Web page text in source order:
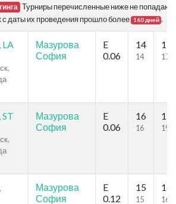
Турниры перечисленные ниже не попадают
с даты их проведения прошло более
160 дней .
LA
Мазурова
София
E
0.06
14
14
17
17
ST
Мазурова
София
E
0.06
16
16
19
19
Мазурова
София
E
0.12
15
15
16
16